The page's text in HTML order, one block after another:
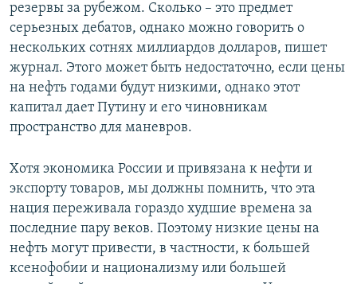
резервы за рубежом. Сколько – это предмет
серьезных дебатов, однако можно говорить о
нескольких сотнях миллиардов долларов, пишет
журнал. Этого может быть недостаточно, если цены
на нефть годами будут низкими, однако этот
капитал дает Путину и его чиновникам
пространство для маневров.
Хотя экономика России и привязана к нефти и
экспорту товаров, мы должны помнить, что эта
нация переживала гораздо худшие времена за
последние пару веков. Поэтому низкие цены на
нефть могут привести, в частности, к большей
ксенофобии и национализму или большей